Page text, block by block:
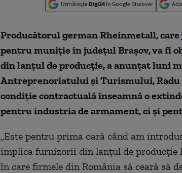
Urmărește Digi24în Google Discover
Producătorul german Rheinmetall, care
pentru muniţie în judeţul Braşov, va fi
din lanţul de producţie, a anunțat luni
Antreprenoriatului şi Turismului, Radu
condiție contractuală înseamnă o
pentru industria de armament, ci și
„Este pentru prima oară când am
implica furnizorii din lanţul de producţie
în care firmele din România să ceară să